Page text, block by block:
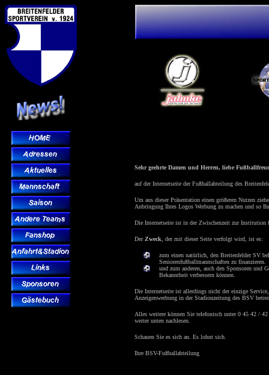
Sehr geehrte Damen und Herren, liebe
auf der Internetseite der Fußballabteilung des
Um aus dieser Präsentation einen größeren Nutzen
Anbringung Ihres Logos Werbung zu machen und so
Die Internetseite ist in der Zwischenzeit zur Institution
DerZweck , der mit dieser Seite verfolgt wird, ist es:
zum einen natürlich, den Breitenfelder SV
Seniorenfußballmannschaften zu finanzieren.
und zum anderen, auch den Sponsoren und
Bekanntheit verbessern können.
Die Internetseite ist allerdings nicht der einzige
Anzeigenwerbung in der Stadionzeitung des BSV
Alles weitere können Sie telefonisch unter 0 45 42 /
weiter unten nachlesen.
Schauen Sie es sich an. Es lohnt sich.
Ihre BSV-Fußballabteilung